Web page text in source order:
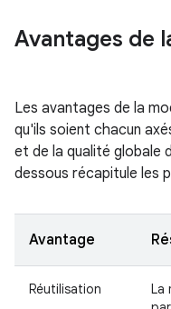
Avantages de
Les avantages de la
qu'ils soient chacun
et de la qualité globale
dessous récapitule les
Avantage
Réutilisation
La